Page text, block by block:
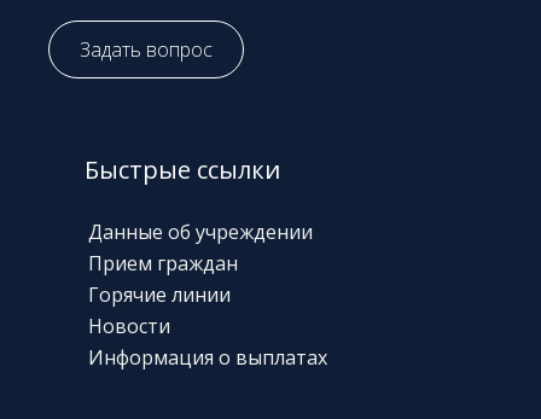
Задать вопрос
Быстрые ссылки
Данные об учреждении
Прием граждан
Горячие линии
Новости
Информация о выплатах